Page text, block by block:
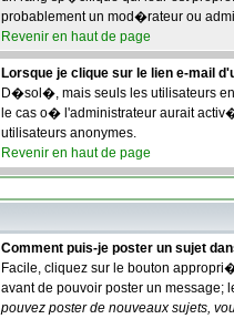
probablement un mod�rateur ou
Revenir en haut de page
Lorsque je clique sur le lien e-mail
D�sol�, mais seuls les utilisateurs
le cas o� l'administrateur aurait
utilisateurs anonymes.
Revenir en haut de page
Comment puis-je poster un sujet
Facile, cliquez sur le bouton
avant de pouvoir poster un message;
pouvez poster de nouveaux sujets,